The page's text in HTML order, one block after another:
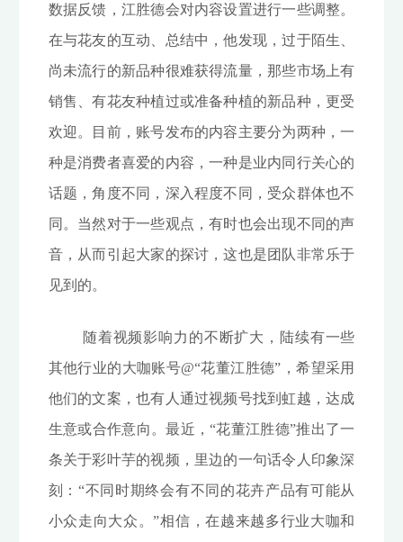
数据反馈，江胜德会对内容设置进行一些调整。
在与花友的互动、总结中，他发现，过于陌生、
尚未流行的新品种很难获得流量，那些市场上有
销售、有花友种植过或准备种植的新品种，更受
欢迎。目前，账号发布的内容主要分为两种，一
种是消费者喜爱的内容，一种是业内同行关心的
话题，角度不同，深入程度不同，受众群体也不
同。当然对于一些观点，有时也会出现不同的声
音，从而引起大家的探讨，这也是团队非常乐于
见到的。
随着视频影响力的不断扩大，陆续有一些
其他行业的大咖账号@“花董江胜德”，希望采用
他们的文案，也有人通过视频号找到虹越，达成
生意或合作意向。最近，“花董江胜德”推出了一
条关于彩叶芋的视频，里边的一句话令人印象深
刻：“不同时期终会有不同的花卉产品有可能从
小众走向大众。”相信，在越来越多行业大咖和